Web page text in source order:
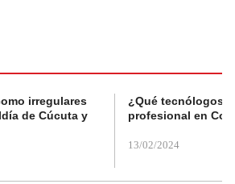
irregulares
de Cúcuta y
¿Qué tecnólogos
profesional en
13/02/2024